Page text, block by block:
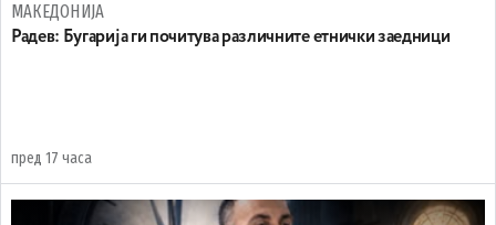
МАКЕДОНИЈА
Радев: Бугарија ги почитува различните етнички заедници
пред 17 часа